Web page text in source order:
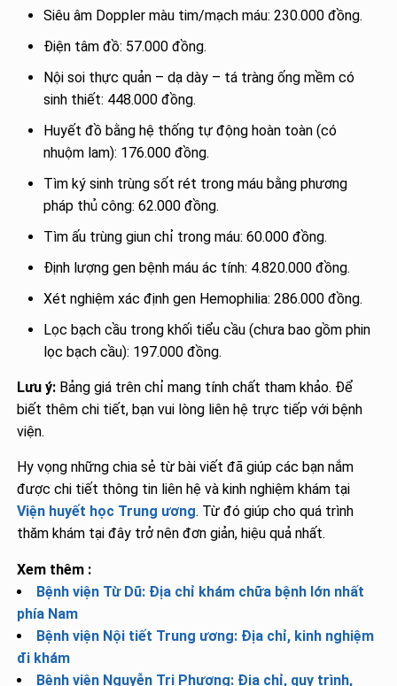
Siêu âm Doppler màu tim/mạch máu: 230.000 đồng.
Điện tâm đồ: 57.000 đồng.
Nội soi thực quản – dạ dày – tá tràng ống mềm có
sinh thiết: 448.000 đồng.
Huyết đồ bằng hệ thống tự động hoàn toàn (có
nhuộm lam): 176.000 đồng.
Tìm ký sinh trùng sốt rét trong máu bằng phương
pháp thủ công: 62.000 đồng.
Tìm ấu trùng giun chỉ trong máu: 60.000 đồng.
Định lượng gen bệnh máu ác tính: 4.820.000 đồng.
Xét nghiệm xác định gen Hemophilia: 286.000 đồng.
Lọc bạch cầu trong khối tiểu cầu (chưa bao gồm phin
lọc bạch cầu): 197.000 đồng.
Lưu ý: Bảng giá trên chỉ mang tính chất tham khảo. Để
biết thêm chi tiết, bạn vui lòng liên hệ trực tiếp với bệnh
viện.
Hy vọng những chia sẻ từ bài viết đã giúp các bạn nắm
được chi tiết thông tin liên hệ và kinh nghiệm khám tại
Viện huyết học Trung ương. Từ đó giúp cho quá trình
thăm khám tại đây trở nên đơn giản, hiệu quả nhất.
Xem thêm :
Bệnh viện Từ Dũ: Địa chỉ khám chữa bệnh lớn nhất
phía Nam
Bệnh viện Nội tiết Trung ương: Địa chỉ, kinh nghiệm
đi khám
Bệnh viện Nguyễn Tri Phương: Địa chỉ, quy trình,